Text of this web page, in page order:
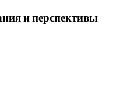
и перспективы